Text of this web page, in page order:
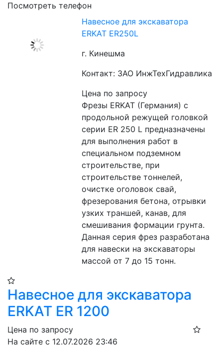
Посмотреть телефон
Навесное для экскаватора
ERKAT ER250L
г. Кинешма
Контакт: ЗАО ИнжТехГидравлика
Цена по запросу
Фрезы ERKAT (Германия) с
продольной режущей головкой
серии ER 250 L предназначены
для выполнения работ в
специальном подземном
строительстве, при
строительстве тоннелей,
очистке оголовок свай,
фрезерования бетона, отрывки
узких траншей, канав, для
смешивания формации грунта.
Данная серия фрез разработана
для навески на экскаваторы
массой от 7 до 15 тонн.
Навесное для экскаватора
ERKAT ER 1200
Цена по запросу
На сайте с 12.07.2026 23:46